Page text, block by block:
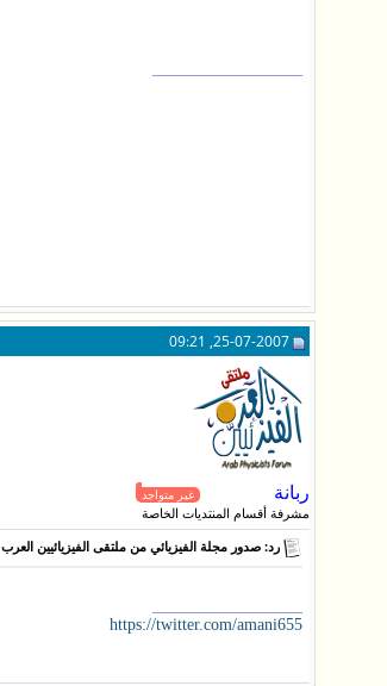
ربانة غير متواجد
مشرفة أقسام المنتديات الخاصة
رد: صدور مجلة الفيزيائي من ملتقى الفيزيائيين العرب
https://twitter.com/amani655